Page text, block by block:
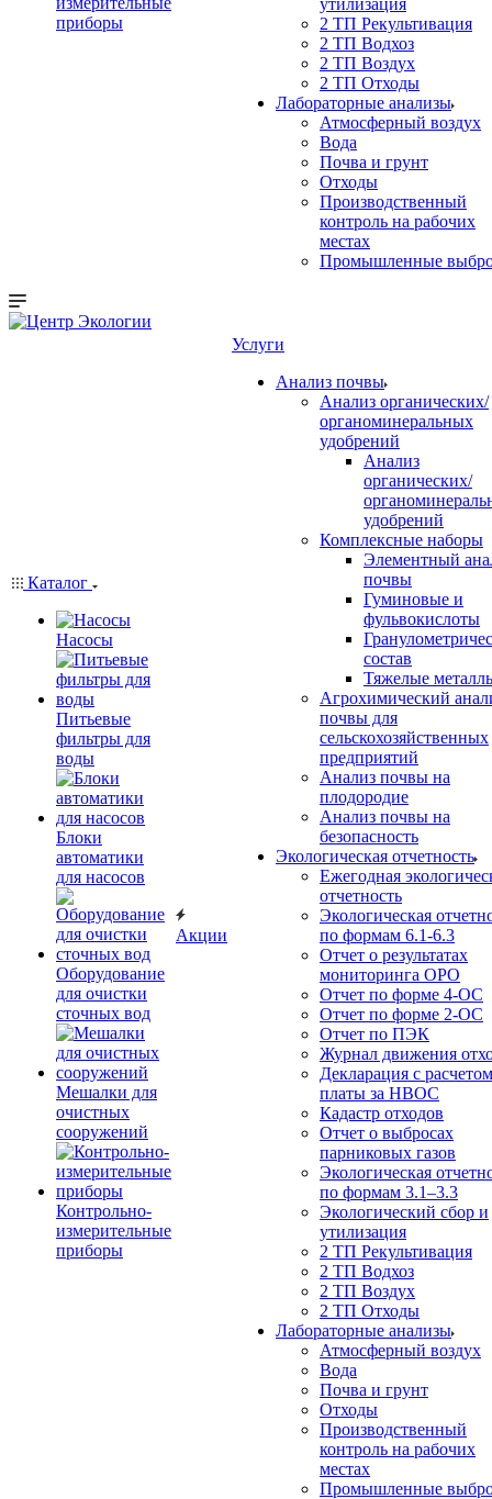
приборы
2 ТП Рекультивация
2 ТП Водхоз
2 ТП Воздух
2 ТП Отходы
Лабораторные анализы
Атмосферный воздух
Вода
Почва и грунт
Отходы
Производственный
контроль на рабочих
местах
Промышленные
Каталог
Насосы
Питьевые
фильтры для
воды
Блоки
автоматики
для насосов
Оборудование
для очистки
сточных вод
Мешалки для
очистных
сооружений
Контрольно-
измерительные
приборы
Акции
Услуги
Анализ почвы
Анализ органических/
органоминеральных
удобрений
Анализ
органических/
удобрений
Комплексные наборы
Элементный
почвы
Гуминовые и
фульвокислоты
состав
Тяжелые
Агрохимический
почвы для
сельскохозяйственных
предприятий
Анализ почвы на
плодородие
Анализ почвы на
безопасность
Экологическая отчетность
Ежегодная
отчетность
Экологическая
по формам 6.1-6.3
Отчет о результатах
мониторинга ОРО
Отчет по форме 4-ОС
Отчет по форме 2-ОС
Отчет по ПЭК
Журнал движения
Декларация с расчетом
платы за НВОС
Кадастр отходов
Отчет о выбросах
парниковых газов
Экологическая
по формам 3.1–3.3
Экологический сбор и
утилизация
2 ТП Рекультивация
2 ТП Водхоз
2 ТП Воздух
2 ТП Отходы
Лабораторные анализы
Атмосферный воздух
Вода
Почва и грунт
Отходы
Производственный
контроль на рабочих
местах
Промышленные